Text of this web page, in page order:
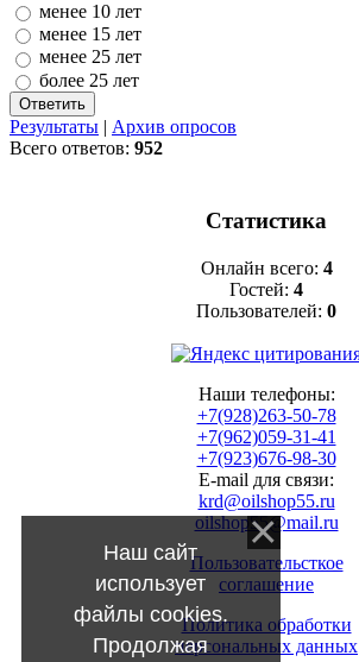
менее 10 лет
менее 15 лет
менее 25 лет
более 25 лет
Результаты | Архив опросов
Всего ответов: 952
Статистика
Онлайн всего: 4
Гостей: 4
Пользователей: 0
Наши телефоны:
+7(928)263-50-78
+7(962)059-31-41
+7(923)676-98-30
E-mail для связи:
krd@oilshop55.ru
oilshop55@mail.ru
Пользовательсткое
соглашение
Политика обработки
персональных данных
Наш сайт
использует
файлы cookies.
Продолжая